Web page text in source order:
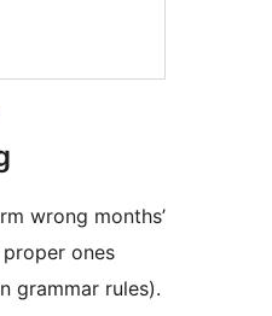
wrong months’
ones
grammar rules).